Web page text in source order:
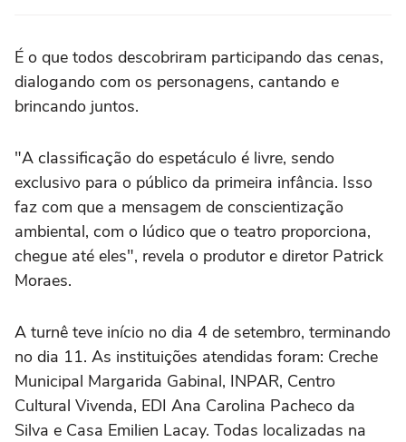
É o que todos descobriram participando das cenas,
dialogando com os personagens, cantando e
brincando juntos.
"A classificação do espetáculo é livre, sendo
exclusivo para o público da primeira infância. Isso
faz com que a mensagem de conscientização
ambiental, com o lúdico que o teatro proporciona,
chegue até eles", revela o produtor e diretor Patrick
Moraes.
A turnê teve início no dia 4 de setembro, terminando
no dia 11. As instituições atendidas foram: Creche
Municipal Margarida Gabinal, INPAR, Centro
Cultural Vivenda, EDI Ana Carolina Pacheco da
Silva e Casa Emilien Lacay. Todas localizadas na